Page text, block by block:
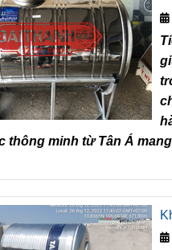
thông minh từ Tân Á